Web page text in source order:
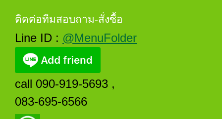
ติดต่อทีมสอบถาม-สั่งซื้อ
Line ID : @MenuFolder
call 090-919-5693 ,
083-695-6566